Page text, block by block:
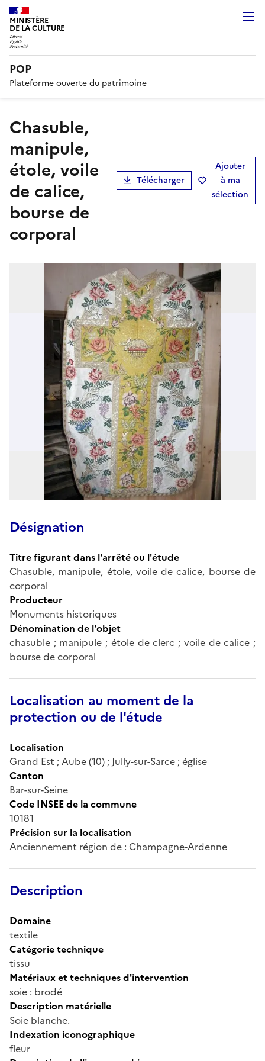
MINISTÈRE
DE LA CULTURE
POP
Plateforme ouverte du patrimoine
Chasuble,
manipule,
étole, voile
de calice,
bourse de
corporal
Télécharger
Ajouter
à ma
sélection
Désignation
Titre figurant dans l'arrêté ou l'étude
Chasuble, manipule, étole, voile de calice, bourse de
corporal
Producteur
Monuments historiques
Dénomination de l'objet
chasuble ; manipule ; étole de clerc ; voile de calice ;
bourse de corporal
Localisation au moment de la
protection ou de l'étude
Localisation
Grand Est ; Aube (10) ; Jully-sur-Sarce ; église
Canton
Bar-sur-Seine
Code INSEE de la commune
10181
Précision sur la localisation
Anciennement région de : Champagne-Ardenne
Description
Domaine
textile
Catégorie technique
tissu
Matériaux et techniques d'intervention
soie : brodé
Description matérielle
Soie blanche.
Indexation iconographique
fleur